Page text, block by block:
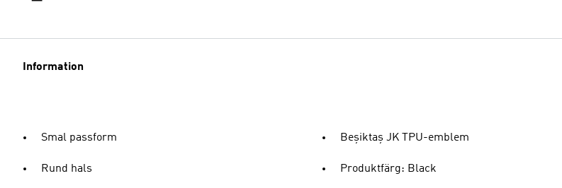
Information
Smal passform
Rund hals
Beşiktaş JK TPU-emblem
Produktfärg: Black